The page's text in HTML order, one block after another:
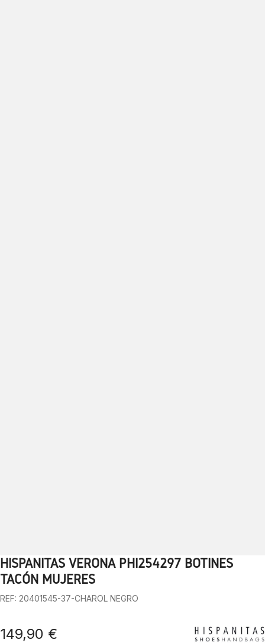
1
HISPANITAS VERONA PHI254297 BOTINES
TACÓN MUJERES
REF: 20401545-37-CHAROL NEGRO
149,90 €